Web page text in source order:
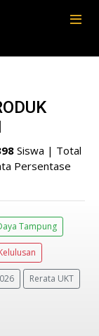
Siswa | Total
Persentase
Tampung
Rerata UKT